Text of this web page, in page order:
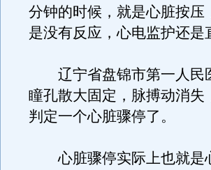
分钟的时候，就是心脏按
是没有反应，心电监护还
辽宁省盘锦市第一人民
瞳孔散大固定，脉搏动消
判定一个心脏骤停了。
心脏骤停实际上也就是